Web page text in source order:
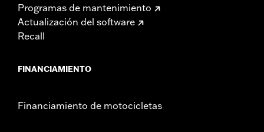
Programas de mantenimiento
Actualización del software
Recall
FINANCIAMIENTO
Financiamiento de motocicletas